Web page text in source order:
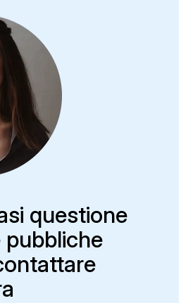
questione
pubbliche